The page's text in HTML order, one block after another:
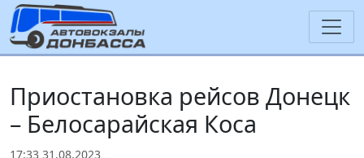
Приостановка рейсов Донецк
– Белосарайская Коса
17:33 31.08.2023